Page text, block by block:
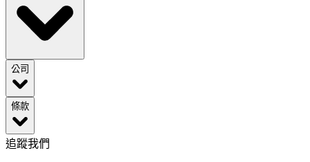
公司
條款
追蹤我們